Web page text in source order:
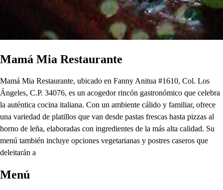
Mamá Mia Restaurante
Mamá Mia Restaurante, ubicado en Fanny Anitua #1610, Col. Los
Ángeles, C.P. 34076, es un acogedor rincón gastronómico que celebra
la auténtica cocina italiana. Con un ambiente cálido y familiar, ofrece
una variedad de platillos que van desde pastas frescas hasta pizzas al
horno de leña, elaboradas con ingredientes de la más alta calidad. Su
menú también incluye opciones vegetarianas y postres caseros que
deleitarán a
Menú